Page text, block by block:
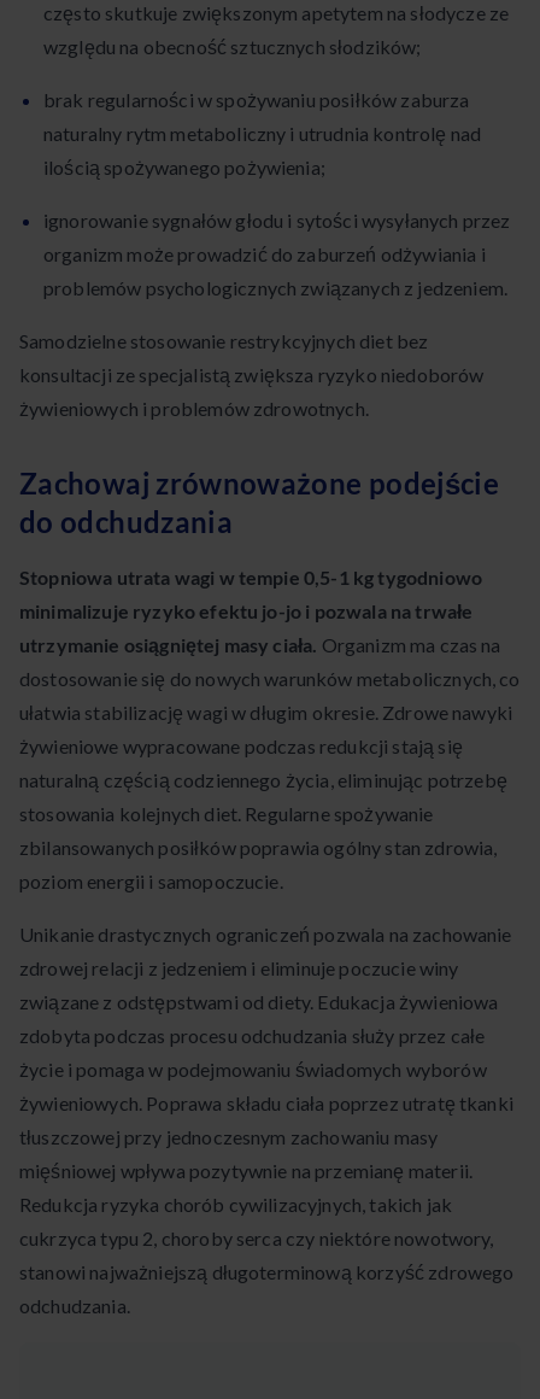
często skutkuje zwiększonym apetytem na słodycze ze
względu na obecność sztucznych słodzików;
brak regularności w spożywaniu posiłków zaburza
naturalny rytm metaboliczny i utrudnia kontrolę nad
ilością spożywanego pożywienia;
ignorowanie sygnałów głodu i sytości wysyłanych przez
organizm może prowadzić do zaburzeń odżywiania i
problemów psychologicznych związanych z jedzeniem.
Samodzielne stosowanie restrykcyjnych diet bez
konsultacji ze specjalistą zwiększa ryzyko niedoborów
żywieniowych i problemów zdrowotnych.
Zachowaj zrównoważone podejście
do odchudzania
Stopniowa utrata wagi w tempie 0,5-1 kg tygodniowo
minimalizuje ryzyko efektu jo-jo i pozwala na trwałe
utrzymanie osiągniętej masy ciała. Organizm ma czas na
dostosowanie się do nowych warunków metabolicznych, co
ułatwia stabilizację wagi w długim okresie. Zdrowe nawyki
żywieniowe wypracowane podczas redukcji stają się
naturalną częścią codziennego życia, eliminując potrzebę
stosowania kolejnych diet. Regularne spożywanie
zbilansowanych posiłków poprawia ogólny stan zdrowia,
poziom energii i samopoczucie.
Unikanie drastycznych ograniczeń pozwala na zachowanie
zdrowej relacji z jedzeniem i eliminuje poczucie winy
związane z odstępstwami od diety. Edukacja żywieniowa
zdobyta podczas procesu odchudzania służy przez całe
życie i pomaga w podejmowaniu świadomych wyborów
żywieniowych. Poprawa składu ciała poprzez utratę tkanki
tłuszczowej przy jednoczesnym zachowaniu masy
mięśniowej wpływa pozytywnie na przemianę materii.
Redukcja ryzyka chorób cywilizacyjnych, takich jak
cukrzyca typu 2, choroby serca czy niektóre nowotwory,
stanowi najważniejszą długoterminową korzyść zdrowego
odchudzania.